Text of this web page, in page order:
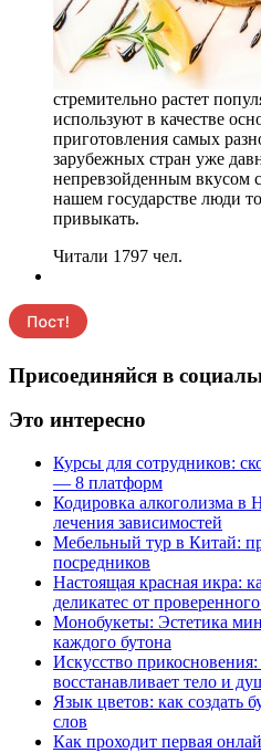
стремительно растет
используют в качестве
приготовления самых
зарубежных стран уже
непревзойденным вкусом
нашем государстве люди
привыкать.
Читали 1797 чел.
Присоединяйся в
Это интересно
Курсы для сотрудников:
— 8 платформ
Кодировка алкоголизма в
лечения зависимостей
Мебельный тур в Китай:
посредников
Настоящая красная икра:
деликатес от
Монобукеты: Эстетика
каждого бутона
Искусство
восстанавливает тело и
Язык цветов: как создать
слов
Как проходит первая